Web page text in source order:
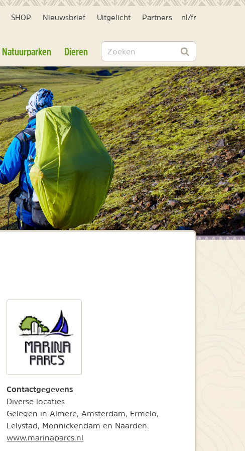
SHOP Nieuwsbrief Uitgelicht Partners nl /fr
Natuurparken Dieren Zoeken
Zoeken
Contactgegevens
Diverse locaties
Gelegen in Almere, Amsterdam, Ermelo,
Lelystad, Monnickendam en Naarden.
www.marinaparcs.nl